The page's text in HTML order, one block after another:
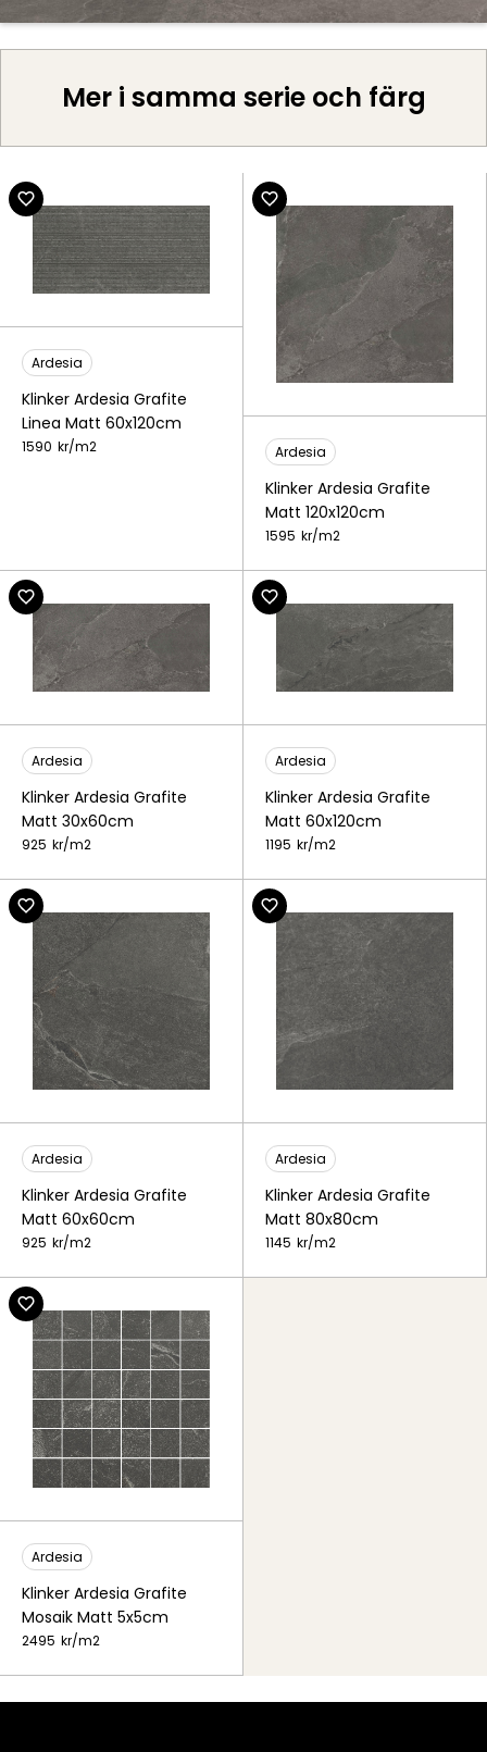
Mer i samma serie och färg
Ardesia
Klinker Ardesia Grafite
Linea Matt 60x120cm
1590 kr/m2 Ardesia
Klinker Ardesia Grafite
Matt 120x120cm
1595 kr/m2
Ardesia
Klinker Ardesia Grafite
Matt 30x60cm
925 kr/m2
Ardesia
Klinker Ardesia Grafite
Matt 60x120cm
1195 kr/m2
Ardesia
Klinker Ardesia Grafite
Matt 60x60cm
925 kr/m2
Ardesia
Klinker Ardesia Grafite
Matt 80x80cm
1145 kr/m2
Ardesia
Klinker Ardesia Grafite
Mosaik Matt 5x5cm
2495 kr/m2